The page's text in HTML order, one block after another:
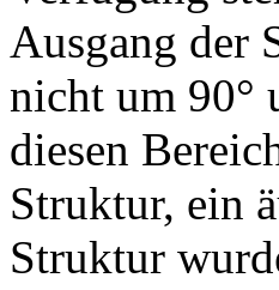
Ausgang der
nicht um 90°
diesen
Struktur, ein
Struktur